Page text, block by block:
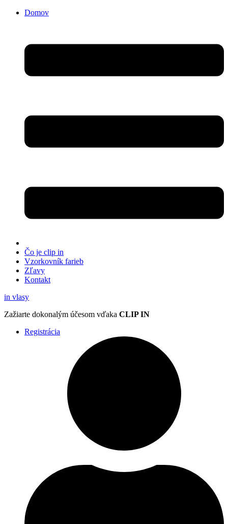
Domov
Čo je clip in
Vzorkovník farieb
Zľavy
Kontakt
in vlasy
Zažiarte dokonalým účesom vďaka CLIP IN
Registrácia